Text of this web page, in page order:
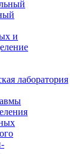
и
лаборатория